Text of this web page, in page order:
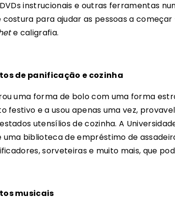
instrucionais e outras ferramentas
costura para ajudar as pessoas a
e caligrafia.
de panificação e cozinha
uma forma de bolo com uma forma
festivo e a usou apenas uma vez,
utensílios de cozinha. A
uma biblioteca de empréstimo de
sorveteiras e muito mais, que
musicais